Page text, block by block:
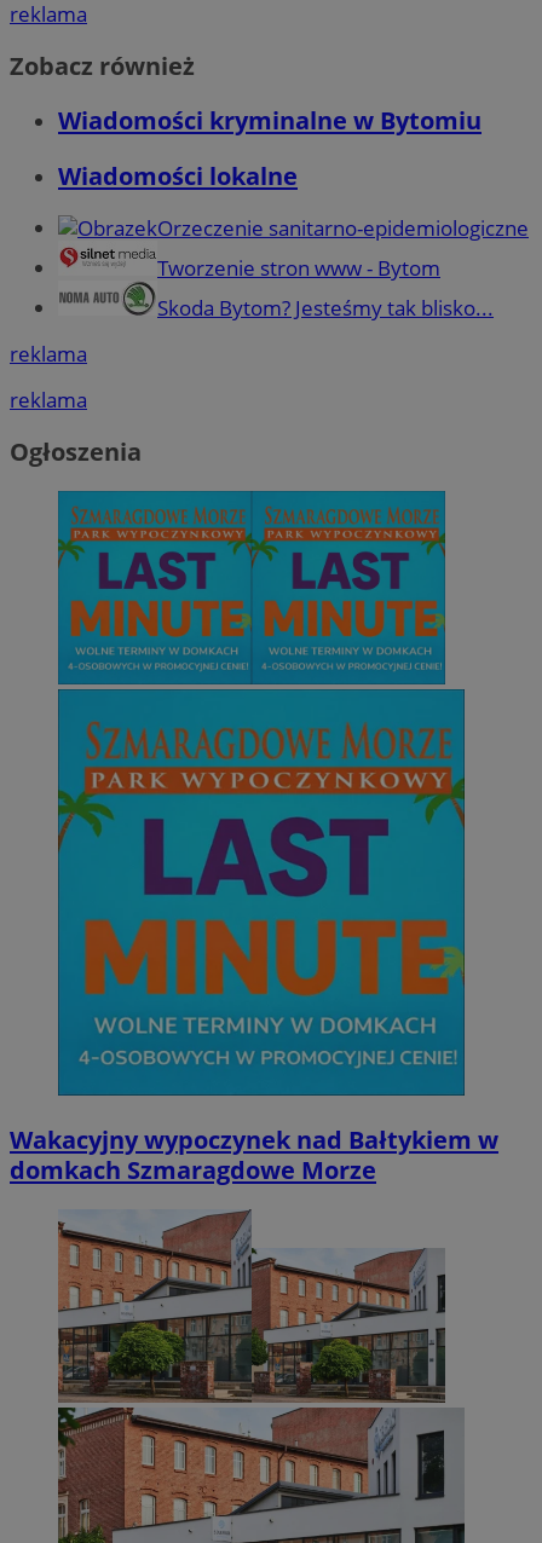
reklama
Zobacz również
Wiadomości kryminalne w Bytomiu
Wiadomości lokalne
Orzeczenie sanitarno-epidemiologiczne
Tworzenie stron www - Bytom
Skoda Bytom? Jesteśmy tak blisko...
reklama
reklama
Ogłoszenia
Wakacyjny wypoczynek nad Bałtykiem w
domkach Szmaragdowe Morze